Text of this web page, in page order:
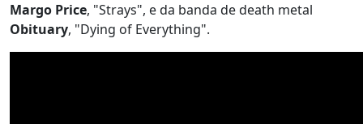
Margo Price, "Strays", e da banda de death metal
Obituary, "Dying of Everything".